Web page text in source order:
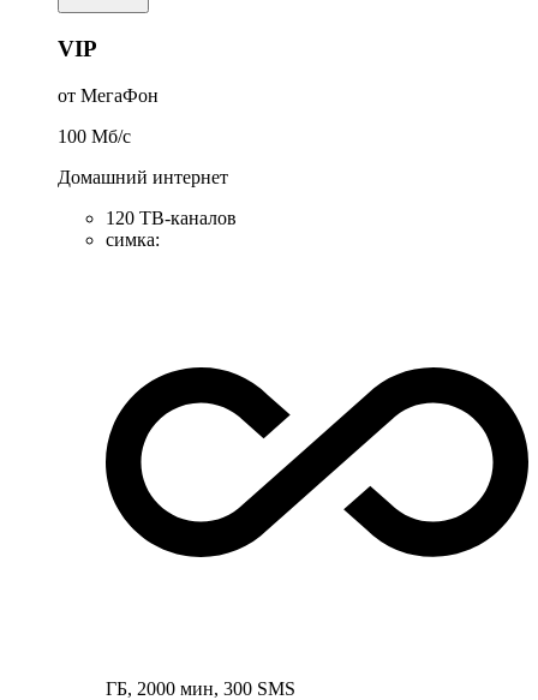
VIP
от МегаФон
100 Мб/c
Домашний интернет
120 ТВ-каналов
симка:
ГБ, 2000 мин, 300 SMS